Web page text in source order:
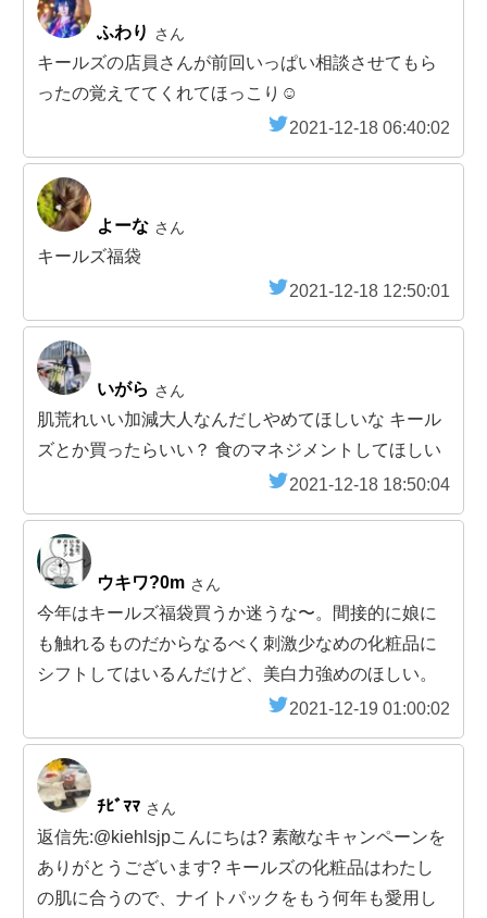
ふわり さん
キールズの店員さんが前回いっぱい相談させてもら
ったの覚えててくれてほっこり☺️
2021-12-18 06:40:02
よーな さん
キールズ福袋
2021-12-18 12:50:01
いがら さん
肌荒れいい加減大人なんだしやめてほしいな キール
ズとか買ったらいい？ 食のマネジメントしてほしい
2021-12-18 18:50:04
ウキワ?0m さん
今年はキールズ福袋買うか迷うな〜。間接的に娘に
も触れるものだからなるべく刺激少なめの化粧品に
シフトしてはいるんだけど、美白力強めのほしい。
2021-12-19 01:00:02
ﾁﾋﾞﾏﾏ さん
返信先:@kiehlsjpこんにちは? 素敵なキャンペーンを
ありがとうございます? キールズの化粧品はわたし
の肌に合うので、ナイトパックをもう何年も愛用し